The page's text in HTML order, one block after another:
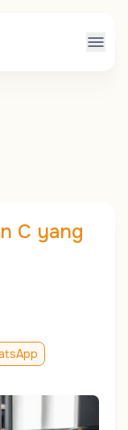
C yang